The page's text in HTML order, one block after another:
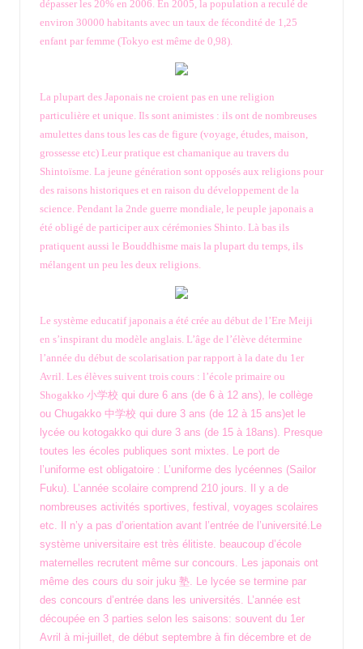
dépasser les 20% en 2006. En 2005, la population a reculé de
environ 30000 habitants avec un taux de fécondité de 1,25
enfant par femme (Tokyo est même de 0,98).
La plupart des Japonais ne croient pas en une religion
particulière et unique. Ils sont animistes : ils ont de nombreuses
amulettes dans tous les cas de figure (voyage, études, maison,
grossesse etc) Leur pratique est chamanique au travers du
Shintoïsme. La jeune génération sont opposés aux religions pour
des raisons historiques et en raison du développement de la
science. Pendant la 2nde guerre mondiale, le peuple japonais a
été obligé de participer aux cérémonies Shinto. Là bas ils
pratiquent aussi le Bouddhisme mais la plupart du temps, ils
mélangent un peu les deux religions.
Le système educatif japonais a été crée au début de l’Ere Meiji
en s’inspirant du modèle anglais. L’âge de l’élève détermine
l’année du début de scolarisation par rapport à la date du 1er
Avril. Les élèves suivent trois cours : l’école primaire ou
Shogakko 小学校 qui dure 6 ans (de 6 à 12 ans), le collège
ou Chugakko 中学校 qui dure 3 ans (de 12 à 15 ans)et le
lycée ou kotogakko qui dure 3 ans (de 15 à 18ans). Presque
toutes les écoles publiques sont mixtes. Le port de
l’uniforme est obligatoire : L’uniforme des lycéennes (Sailor
Fuku). L’année scolaire comprend 210 jours. Il y a de
nombreuses activités sportives, festival, voyages scolaires
etc. Il n’y a pas d’orientation avant l’entrée de l’université.Le
système universitaire est très élitiste. beaucoup d’école
maternelles recrutent même sur concours. Les japonais ont
même des cours du soir juku 塾. Le lycée se termine par
des concours d’entrée dans les universités. L’année est
découpée en 3 parties selon les saisons: souvent du 1er
Avril à mi-juillet, de début septembre à fin décembre et de